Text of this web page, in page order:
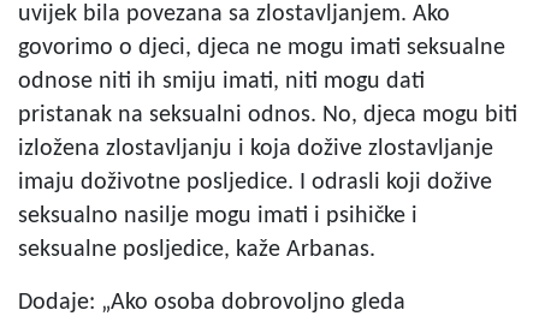
uvijek bila povezana sa zlostavljanjem. Ako
govorimo o djeci, djeca ne mogu imati seksualne
odnose niti ih smiju imati, niti mogu dati
pristanak na seksualni odnos. No, djeca mogu biti
izložena zlostavljanju i koja dožive zlostavljanje
imaju doživotne posljedice. I odrasli koji dožive
seksualno nasilje mogu imati i psihičke i
seksualne posljedice, kaže Arbanas.
Dodaje: „Ako osoba dobrovoljno gleda